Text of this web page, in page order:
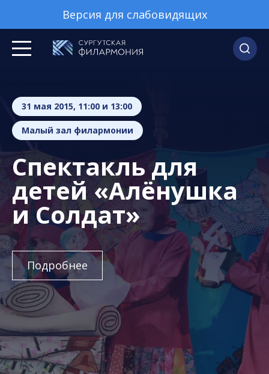
Версия для слабовидящих
31 мая 2015, 11:00 и 13:00
Малый зал филармонии
Спектакль для
детей «Алёнушка
и Солдат»
Подробнее